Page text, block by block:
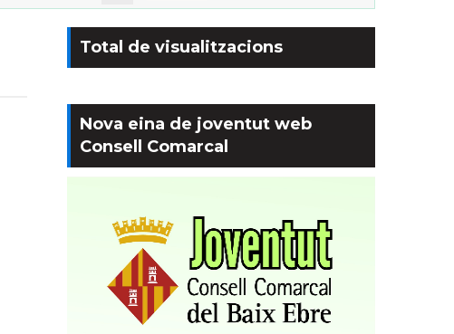
Total de visualitzacions
Nova eina de joventut web
Consell Comarcal